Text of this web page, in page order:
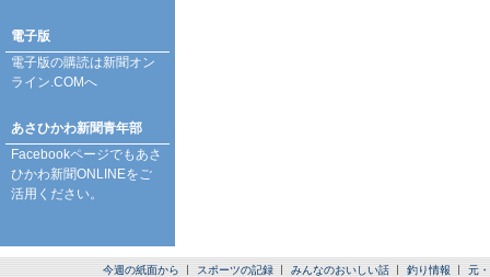
電子版
電子版の購読は新聞オン
ライン.COMへ
あさひかわ新聞青年部
Facebookページでもあさ
ひかわ新聞ONLINEをご
活用ください。
今週の紙面から スポーツの記録 みんなのおいしい話 釣り情報 元